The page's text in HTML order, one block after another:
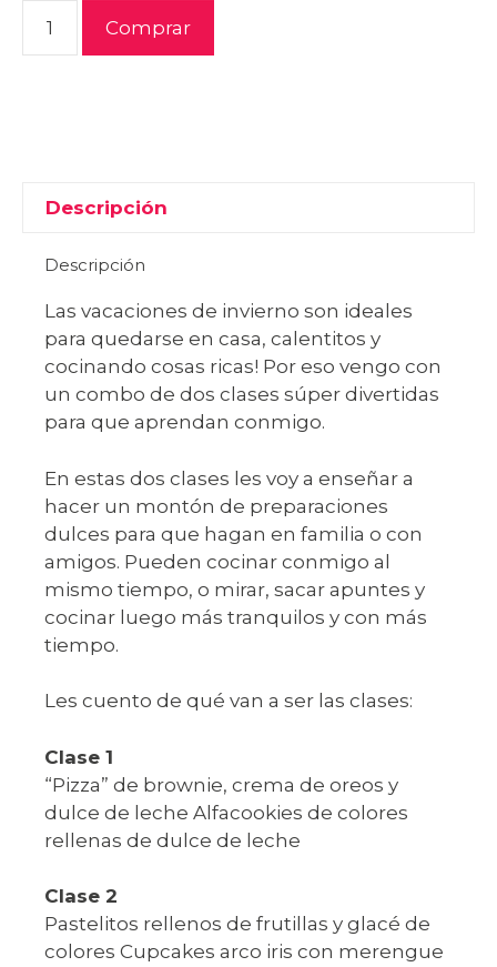
Comprar
Descripción
Descripción
Las vacaciones de invierno son ideales
para quedarse en casa, calentitos y
cocinando cosas ricas! Por eso vengo con
un combo de dos clases súper divertidas
para que aprendan conmigo.
En estas dos clases les voy a enseñar a
hacer un montón de preparaciones
dulces para que hagan en familia o con
amigos. Pueden cocinar conmigo al
mismo tiempo, o mirar, sacar apuntes y
cocinar luego más tranquilos y con más
tiempo.
Les cuento de qué van a ser las clases:
Clase 1
“Pizza” de brownie, crema de oreos y
dulce de leche Alfacookies de colores
rellenas de dulce de leche
Clase 2
Pastelitos rellenos de frutillas y glacé de
colores Cupcakes arco iris con merengue